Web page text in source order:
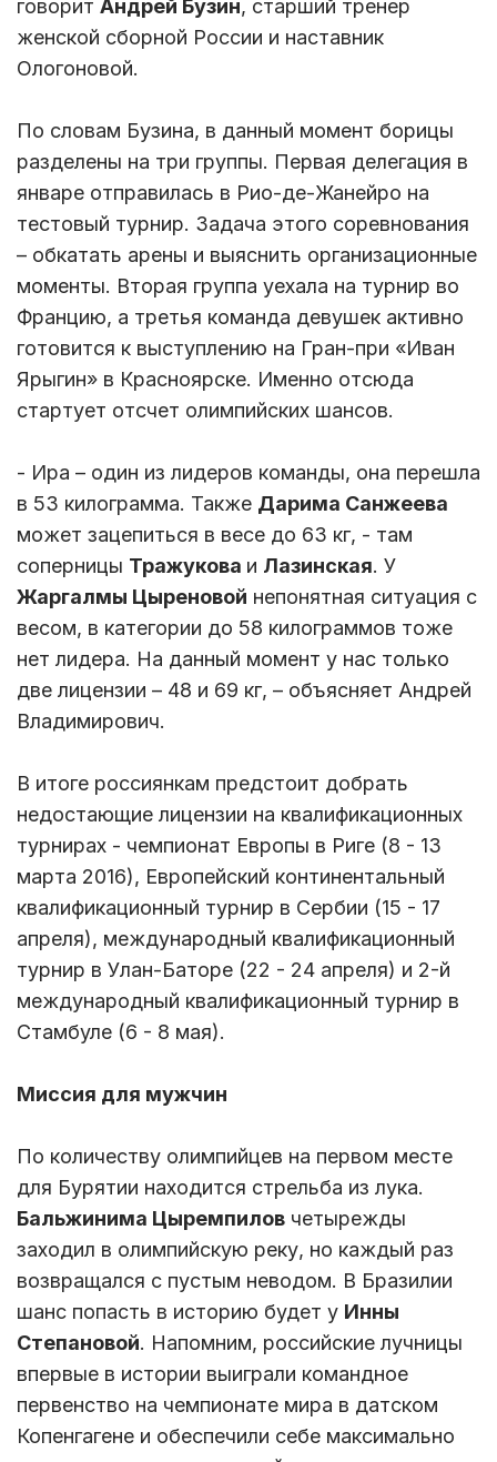
говорит Андрей Бузин, старший тренер
женской сборной России и наставник
Ологоновой.
По словам Бузина, в данный момент борицы
разделены на три группы. Первая делегация в
январе отправилась в Рио-де-Жанейро на
тестовый турнир. Задача этого соревнования
– обкатать арены и выяснить организационные
моменты. Вторая группа уехала на турнир во
Францию, а третья команда девушек активно
готовится к выступлению на Гран-при «Иван
Ярыгин» в Красноярске. Именно отсюда
стартует отсчет олимпийских шансов.
- Ира – один из лидеров команды, она перешла
в 53 килограмма. Также Дарима Санжеева
может зацепиться в весе до 63 кг, - там
соперницы Тражукова и Лазинская. У
Жаргалмы Цыреновой непонятная ситуация с
весом, в категории до 58 килограммов тоже
нет лидера. На данный момент у нас только
две лицензии – 48 и 69 кг, – объясняет Андрей
Владимирович.
В итоге россиянкам предстоит добрать
недостающие лицензии на квалификационных
турнирах - чемпионат Европы в Риге (8 - 13
марта 2016), Европейский континентальный
квалификационный турнир в Сербии (15 - 17
апреля), международный квалификационный
турнир в Улан-Баторе (22 - 24 апреля) и 2-й
международный квалификационный турнир в
Стамбуле (6 - 8 мая).
Миссия для мужчин
По количеству олимпийцев на первом месте
для Бурятии находится стрельба из лука.
Бальжинима Цыремпилов четырежды
заходил в олимпийскую реку, но каждый раз
возвращался с пустым неводом. В Бразилии
шанс попасть в историю будет у Инны
Степановой. Напомним, российские лучницы
впервые в истории выиграли командное
первенство на чемпионате мира в датском
Копенгагене и обеспечили себе максимально